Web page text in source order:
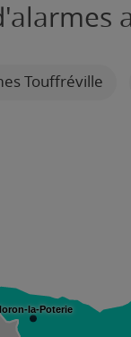
Touffréville
la-Poterie